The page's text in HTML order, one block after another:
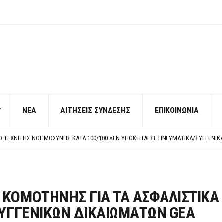
ΝΕΑ ΑΙΤΗΣΕΙΣ ΣΥΝΔΕΣΗΣ ΕΠΙΚΟΙΝΩΝΙΑ
ΧΩΡΊΣ ΤΟ ΑΠΟΔΕΙΚΤΙΚΌ ΥΠΟΒΟΛΉΣ ΓΝΩΣΤΟΠΟΊΗΣΗΣ
ΓΙΑ ΤΑ ΑΣΦΑΛΙΣΤΙΚΑ
ΔΙΚΑΙΩΜΑΤΩΝ GEA